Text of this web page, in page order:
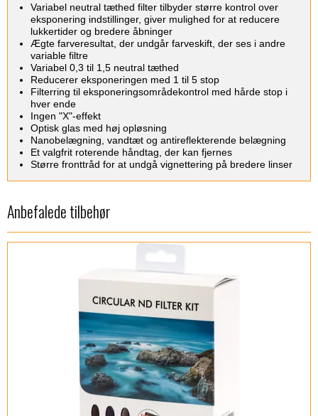
‎Variabel neutral tæthed filter tilbyder større kontrol over
eksponering indstillinger, giver mulighed for at reducere
lukkertider og bredere åbninger‎
‎Ægte farveresultat, der undgår farveskift, der ses i andre
variable filtre‎
‎Variabel 0,3 til 1,5 neutral tæthed‎
‎Reducerer eksponeringen med 1 til 5 stop‎
‎Filterring til eksponeringsområdekontrol med hårde stop i
hver ende‎
‎Ingen "X"-effekt‎
‎Optisk glas med høj opløsning‎
‎Nanobelægning, vandtæt og antireflekterende belægning‎
‎Et valgfrit roterende håndtag, der kan fjernes‎
‎Større fronttråd for at undgå vignettering på bredere linser‎
Anbefalede tilbehør